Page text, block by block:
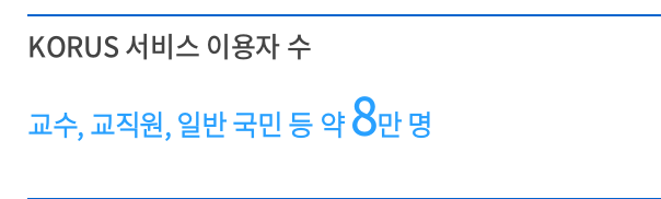
KORUS 서비스 이용자 수
교수, 교직원, 일반 국민 등 약8만 명